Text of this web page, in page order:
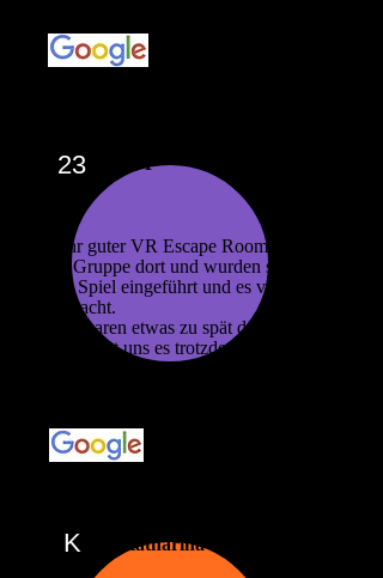
23 23 P
Sehr guter VR Escape Room. Waren
als Gruppe dort und wurden super in
das Spiel eingeführt und es viel Spass
gemacht.
Wir waren etwas zu spät dran aber
Yoshi hat uns es trotzdem ermöglicht
das Spiel fertig zu spielen, obwohl er
K Katharina